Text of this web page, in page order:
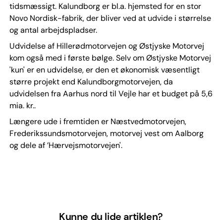
tidsmæssigt. Kalundborg er bl.a. hjemsted for en stor
Novo Nordisk-fabrik, der bliver ved at udvide i størrelse
og antal arbejdspladser.
Udvidelse af Hillerødmotorvejen og Østjyske Motorvej
kom også med i første bølge. Selv om Østjyske Motorvej
'kun' er en udvidelse, er den et økonomisk væsentligt
større projekt end Kalundborgmotorvejen, da
udvidelsen fra Aarhus nord til Vejle har et budget på 5,6
mia. kr..
Længere ude i fremtiden er Næstvedmotorvejen,
Frederikssundsmotorvejen, motorvej vest om Aalborg
og dele af ’Hærvejsmotorvejen'.
Kunne du lide artiklen?